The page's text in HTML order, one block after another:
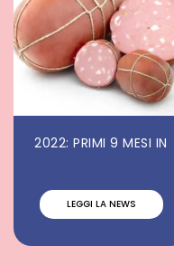
2022: PRIMI 9 MESI IN
LEGGI LA NEWS